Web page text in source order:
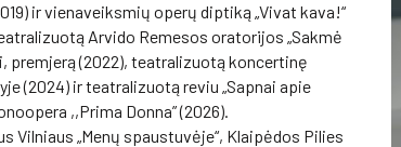
ir vienaveiksmių operų diptiką „Vivat kava!“
Arvido Remesos oratorijos „Sakmė
premjerą (2022), teatralizuotą koncertinę
(2024) ir teatralizuotą reviu „Sapnai apie
,,Prima Donna” (2026).
„Menų spaustuvėje“, Klaipėdos Pilies